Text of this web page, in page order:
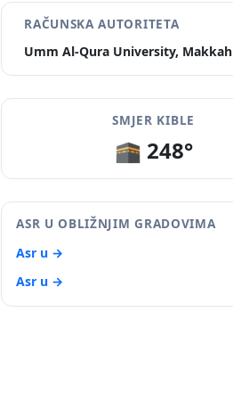
RAČUNSKA AUTORITETA
Umm Al-Qura University, Makkah
SMJER KIBLE
🕋 248°
ASR U OBLIŽNJIM GRADOVIMA
Asr u →
Asr u →